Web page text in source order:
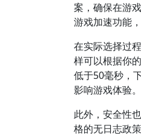
案，确保在游
游戏加速功能
在实际选择过
样可以根据你
低于50毫秒，
影响游戏体验。
此外，安全性
格的无日志政